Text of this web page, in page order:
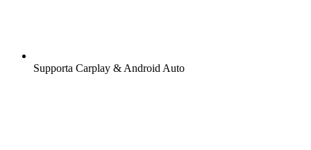
Supporta Carplay & Android Auto